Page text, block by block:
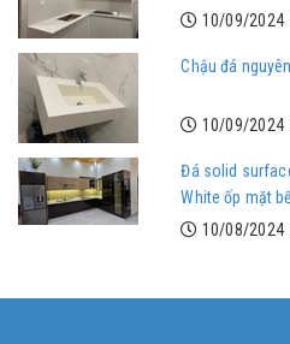
10/09/2024
Chậu đá
10/09/2024
Đá solid
White ốp mặt
10/08/2024